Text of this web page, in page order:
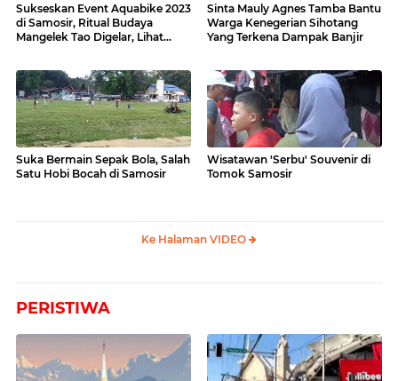
Sukseskan Event Aquabike 2023
di Samosir, Ritual Budaya
Mangelek Tao Digelar, Lihat
Sinta Mauly Agnes Tamba Bantu
Warga Kenegerian Sihotang
Yang Terkena Dampak Banjir
Suka Bermain Sepak Bola, Salah
Satu Hobi Bocah di Samosir
Wisatawan 'Serbu' Souvenir di
Tomok Samosir
Ke Halaman VIDEO
PERISTIWA